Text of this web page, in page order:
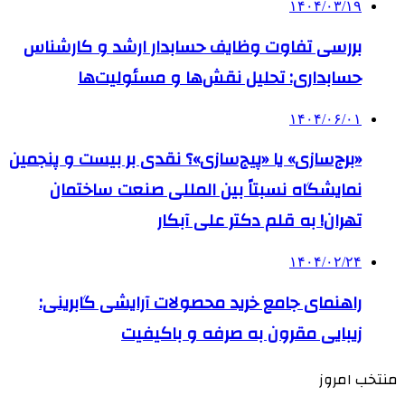
۱۴۰۴/۰۳/۱۹
بررسی تفاوت وظایف حسابدار ارشد و کارشناس
حسابداری: تحلیل نقش‌ها و مسئولیت‌ها
۱۴۰۴/۰۶/۰۱
«برج‌سازی» یا «پیج‌سازی»؟ نقدی بر بیست و پنجمین
نمایشگاه نسبتاً بین المللی صنعت ساختمان
تهران! به قلم دکتر علی آبکار
۱۴۰۴/۰۲/۲۴
راهنمای جامع خرید محصولات آرایشی گابرینی:
زیبایی مقرون به صرفه و باکیفیت
منتخب امروز